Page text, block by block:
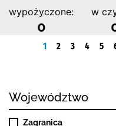
wypożyczone:
0
w
1 2 3 4 5
Województwo
Zagranica